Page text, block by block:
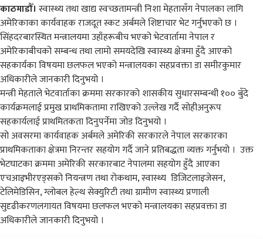
काठमाडौँ। स्वास्थ्य तथा खाद्य स्वच्छतामन्त्री निशा मेहतासँग नेपालका लागि
अमेरिकाका कार्यवाहक राजदूत स्कट अर्बमले शिष्टाचार भेट गर्नुभएको छ ।
सिंहदरबारस्थित मन्त्रालयमा उहाँहरूबीच भएको भेटवार्तामा नेपाल र
अमेरिकाबीचको सम्बन्ध तथा लामो समयदेखि स्वास्थ्य क्षेत्रमा हुँदै आएको
सहकार्यका विषयमा छलफल भएको मन्त्रालयका सहप्रवक्ता डा समीरकुमार
अधिकारीले जानकारी दिनुभयो ।
मन्त्री मेहताले भेटवार्ताका क्रममा सरकारको शासकीय सुधारसम्बन्धी १०० बुँदे
कार्यक्रमलाई प्रमुख प्राथमिकतामा राखिएको उल्लेख गर्दै सोहीअनुरूप
सहकार्यलाई प्राथमितकता दिनुपर्नेमा जोड दिनुभयो ।
सो अवसरमा कार्यवाहक अर्बमले अमेरिकी सरकारले नेपाल सरकारका
प्राथमिकताका क्षेत्रमा निरन्तर सहयोग गर्दै जाने प्रतिबद्धता व्यक्त गर्नुभयो । उक्त
भेटघाटका क्रममा अमेरिकी सरकारबाट नेपालमा सहयोग हुँदै आएका
एचआइभीरएड्सको नियन्त्रण तथा रोकथाम, स्वास्थ्य डिजिटलाइजेसन,
टेलिमेडिसिन, ग्लोबल हेल्थ सेक्युरिटी तथा ग्रामीण स्वास्थ्य प्रणाली
सुदृढीकरणलगायत विषयमा छलफल भएको मन्त्रालयका सहप्रवक्ता डा
अधिकारीले जानकारी दिनुभयो ।